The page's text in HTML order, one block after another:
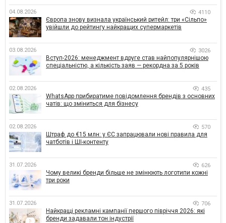
04.08.2026 4110
Європа знову визнала український ритейл: три «Сільпо»
увійшли до рейтингу найкращих супермаркетів
03.08.2026 3026
Вступ-2026: менеджмент вдруге став найпопулярнішою
спеціальністю, а кількість заяв — рекордна за 5 років
02.08.2026 435
WhatsApp прибиратиме повідомлення брендів з основних
чатів: що зміниться для бізнесу
02.08.2026 570
Штраф до €15 млн: у ЄС запрацювали нові правила для
чатботів і ШІ-контенту
31.07.2026 626
Чому великі бренди більше не змінюють логотипи кожні
три роки
31.07.2026 706
Найкращі рекламні кампанії першого півріччя 2026: які
бренди задавали тон індустрії